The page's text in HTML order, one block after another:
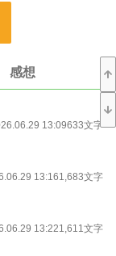
感想
13:09633文字
13:161,683文字
13:221,611文字